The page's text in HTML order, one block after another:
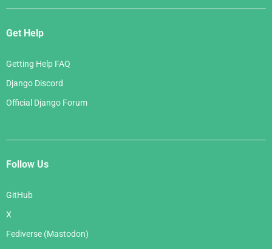
Get Help
Getting Help FAQ
Django Discord
Official Django Forum
Follow Us
GitHub
X
Fediverse (Mastodon)